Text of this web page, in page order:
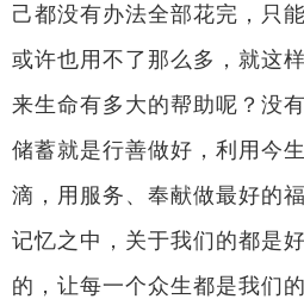
己都没有办法全部花完，只
或许也用不了那么多，就这
来生命有多大的帮助呢？没
储蓄就是行善做好，利用今
滴，用服务、奉献做最好的
记忆之中，关于我们的都是
的，让每一个众生都是我们